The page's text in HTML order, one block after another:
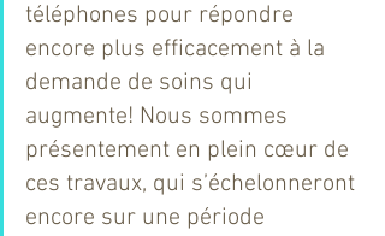
téléphones pour répondre
encore plus efficacement à la
demande de soins qui
augmente! Nous sommes
présentement en plein cœur de
ces travaux, qui s’échelonneront
encore sur une période